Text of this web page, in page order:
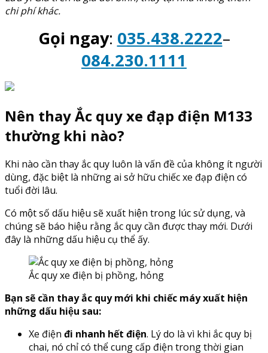
chi phí khác.
Gọi ngay: 035.438.2222–
084.230.1111
Nên thay Ắc quy xe đạp điện M133
thường khi nào?
Khi nào cần thay ắc quy luôn là vấn đề của không ít người
dùng, đặc biệt là những ai sở hữu chiếc xe đạp điện có
tuổi đời lâu.
Có một số dấu hiệu sẽ xuất hiện trong lúc sử dụng, và
chúng sẽ báo hiệu rằng ắc quy cần được thay mới. Dưới
đây là những dấu hiệu cụ thể ấy.
Ắc quy xe điện bị phồng, hỏng
Bạn sẽ cần thay ắc quy mới khi chiếc máy xuất hiện
những dấu hiệu sau:
Xe điện đi nhanh hết điện. Lý do là vì khi ắc quy bị
chai, nó chỉ có thể cung cấp điện trong thời gian